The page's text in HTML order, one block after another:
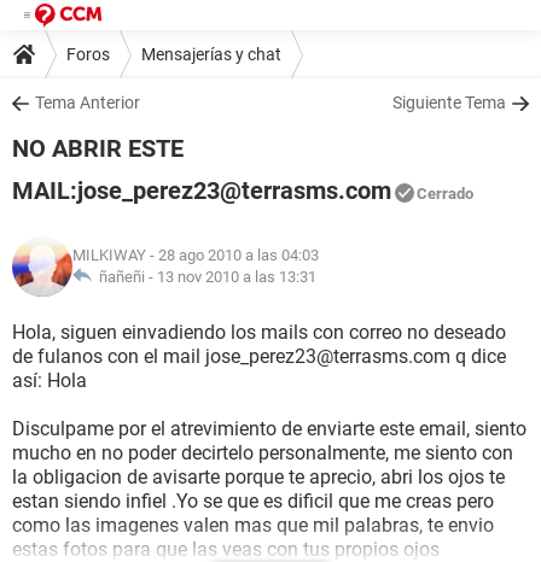
Foros Mensajerías y chat
Tema Anterior Siguiente Tema
NO ABRIR ESTE
MAIL:jose_perez23@terrasms.com
Cerrado
MILKIWAY - 28 ago 2010 a las 04:03
ñañeñi - 13 nov 2010 a las 13:31
Hola, siguen einvadiendo los mails con correo no deseado
de fulanos con el mail jose_perez23@terrasms.com q dice
así: Hola
Disculpame por el atrevimiento de enviarte este email, siento
mucho en no poder decirtelo personalmente, me siento con
la obligacion de avisarte porque te aprecio, abri los ojos te
estan siendo infiel .Yo se que es dificil que me creas pero
como las imagenes valen mas que mil palabras, te envio
estas fotos para que las veas con tus propios ojos